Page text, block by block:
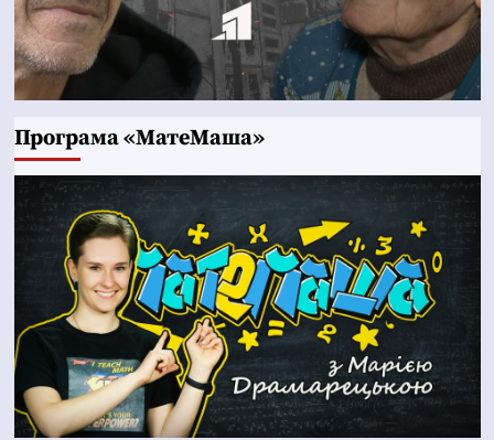
Програма «МатеМаша»